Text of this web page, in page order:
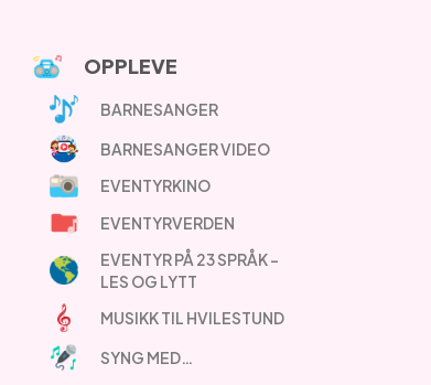
OPPLEVE
BARNESANGER
BARNESANGER VIDEO
EVENTYRKINO
EVENTYRVERDEN
EVENTYR PÅ 23 SPRÅK –
LES OG LYTT
MUSIKK TIL HVILESTUND
SYNG MED…